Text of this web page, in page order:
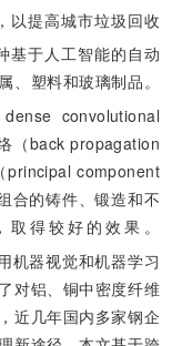
以提高城市垃圾回收
基于人工智能的自动
、塑料和玻璃制品。
convolutional
（back propagation
principal component
合的铸件、锻造和不
得较好的效果。
机器视觉和机器学习
对铝、铜中密度纤维
近几年国内多家钢企